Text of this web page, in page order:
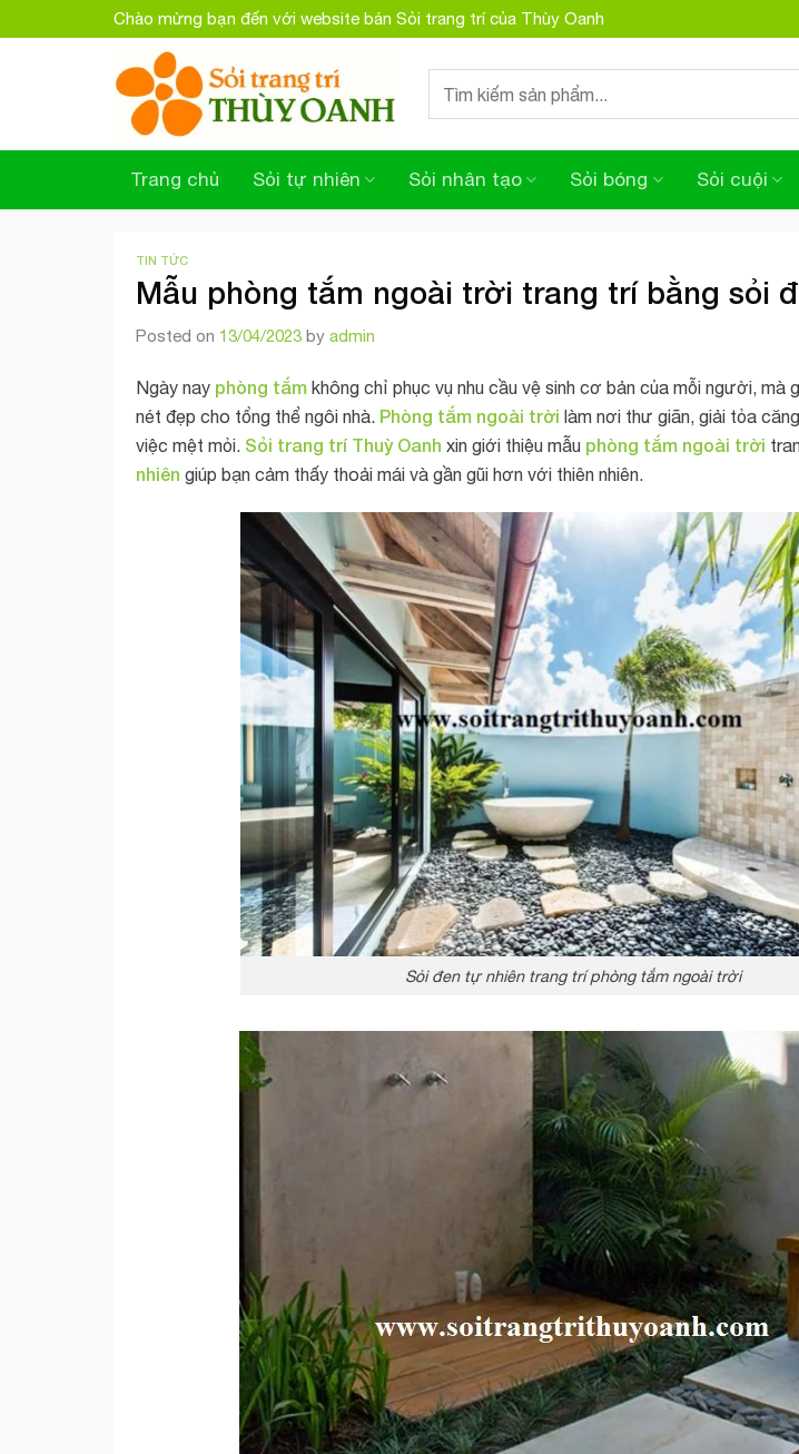
to
Chào mừng bạn đến với website bán Sỏi trang trí của Thùy Oanh
Search
Trang chủ Sỏi tự nhiên Sỏi nhân tạo Sỏi bóng Sỏi cuội
TIN TỨC
Mẫu phòng tắm ngoài trời trang trí bằng sỏi
Posted on 13/04/2023 by admin
Ngày nay phòng tắm không chỉ phục vụ nhu cầu vệ sinh cơ bản của mỗi người, mà
nét đẹp cho tổng thể ngôi nhà. Phòng tắm ngoài trời làm nơi thư giãn, giải tỏa
việc mệt mỏi. Sỏi trang trí Thuỳ Oanh xin giới thiệu mẫu phòng tắm ngoài trời
nhiên giúp bạn cảm thấy thoải mái và gần gũi hơn với thiên nhiên.
Sỏi đen tự nhiên trang trí phòng tắm ngoài trời